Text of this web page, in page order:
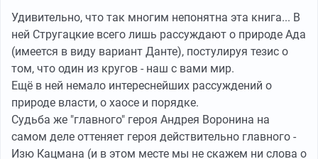
растет из века в век, из тысячелетия в тысячелетие, и
ни разрушить его, ни окончательно унизить
невозможно...
- Самое забавное, говорил Изя, что каждый кирпичик
этого храма, каждая вечная книга, каждая вечная
мелодия, каждый неповторимый архитектурный
силуэт несут в себе спрессованный опыт этого самого
человечества, мысли его и мысли о нем, идеи о целях
отвечать уклончиво ("эксперимент есть эксперимент,
мяч круглый, поле квадратное, и пусть победит
сильнейший"), но были и более интересные вопросы и
ответы. В частности, читатели смогли разгадать
Главную Тайну Города (это спойлер для разогрева
интереса :). Я очень прошу не раскрывать Тайну в
переписке под этим постом, и дать возможность
интересующимся найти решение самостоятельно из
этих двух источников. Это несложно, но гораздо более
Удивительно, что так многим непонятна эта книга... В
ней Стругацкие всего лишь рассуждают о природе Ада
(имеется в виду вариант Данте), постулируя тезис о
том, что один из кругов - наш с вами мир.
Ещё в ней немало интереснейших рассуждений о
природе власти, о хаосе и порядке.
Судьба же "главного" героя Андрея Воронина на
самом деле оттеняет героя действительно главного -
Изю Кацмана (и в этом месте мы не скажем ни слова о